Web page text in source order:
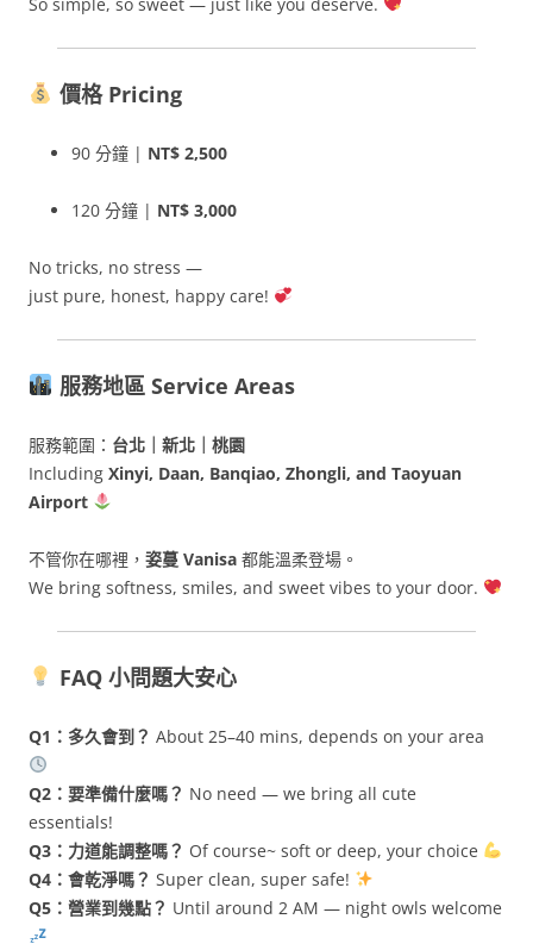
價格 Pricing
90 分鐘 | NT$ 2,500
120 分鐘 | NT$ 3,000
No tricks, no stress —
just pure, honest, happy care!
服務地區 Service Areas
服務範圍： 台北｜新北｜桃園
Including Xinyi, Daan, Banqiao, Zhongli, and Taoyuan
Airport
不管你在哪裡， 姿蔓 Vanisa 都能溫柔登場。
We bring softness, smiles, and sweet vibes to your door.
FAQ 小問題大安心
Q1：多久會到？ About 25–40 mins, depends on your area
Q2：要準備什麼嗎？ No need — we bring all cute
essentials!
Q3：力道能調整嗎？ Of course~ soft or deep, your choice
Q4：會乾淨嗎？ Super clean, super safe!
Q5：營業到幾點？ Until around 2 AM — night owls welcome